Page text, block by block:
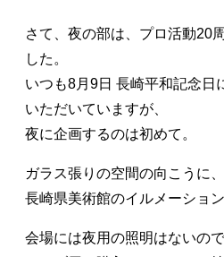
さて、夜の部は、プロ活動20
した。
いつも8月9日 長崎平和記念日
いただいていますが、
夜に企画するのは初めて。
ガラス張りの空間の向こうに、
長崎県美術館のイルメーショ
会場には夜用の照明はないので